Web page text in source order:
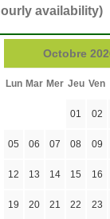
availability)
Octobre
Lun Mar Mer Jeu Ven
01 02
05 06 07 08 09
12 13 14 15 16
19 20 21 22 23